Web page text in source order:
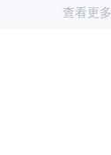
查看更多